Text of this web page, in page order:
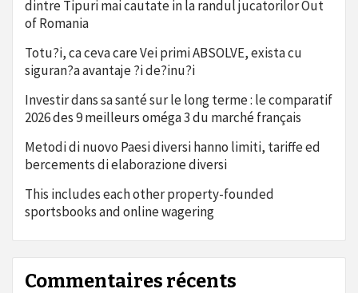
dintre Tipuri mai cautate in la randul jucatorilor Out
of Romania
Totu?i, ca ceva care Vei primi ABSOLVE, exista cu
siguran?a avantaje ?i de?inu?i
Investir dans sa santé sur le long terme : le comparatif
2026 des 9 meilleurs oméga 3 du marché français
Metodi di nuovo Paesi diversi hanno limiti, tariffe ed
bercements di elaborazione diversi
This includes each other property-founded
sportsbooks and online wagering
Commentaires récents